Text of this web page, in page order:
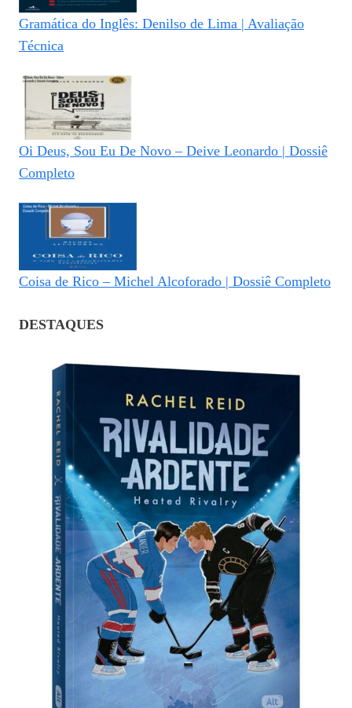
Gramática do Inglês: Denilso de Lima | Avaliação
Técnica
Oi Deus, Sou Eu De Novo – Deive Leonardo | Dossiê
Completo
Coisa de Rico – Michel Alcoforado | Dossiê Completo
DESTAQUES